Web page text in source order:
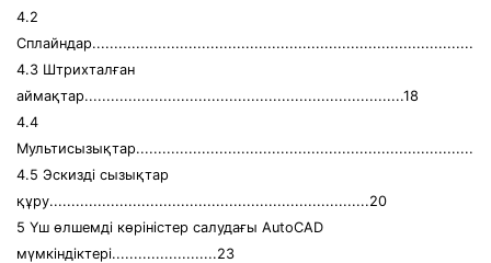
4.2
4.3 Штрихталған
аймақтар.........................................................................18
4.4
4.5 Эскизді сызықтар
құру.........................................................................20
5 Үш өлшемді көріністер салудағы AutoCAD
мүмкіндіктері........................23